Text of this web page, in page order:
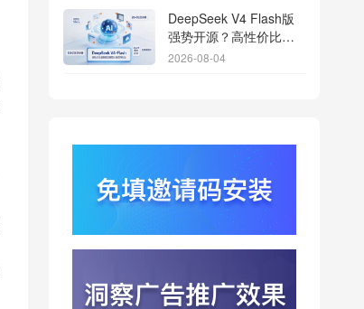
DeepSeek V4 Flash版
强势开源？高性价比基
座模型重塑长尾应用全
2026-08-04
行云科技算力订单超154
亿？底座产能扩张激活
AI应用多终端流转新周
2026-08-04
苹果带摄像头的 AirPods
爆硬件分发与全渠道归
因升级
2026-08-03